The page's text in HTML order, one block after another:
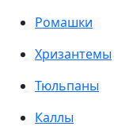
Ромашки
Хризантемы
Тюльпаны
Каллы